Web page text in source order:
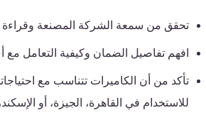
تحقق من سمعة الشركة المصنعة وقراءة
افهم تفاصيل الضمان وكيفية التعامل مع
تأكد من أن الكاميرات تتناسب مع
للاستخدام في القاهرة، الجيزة، أو